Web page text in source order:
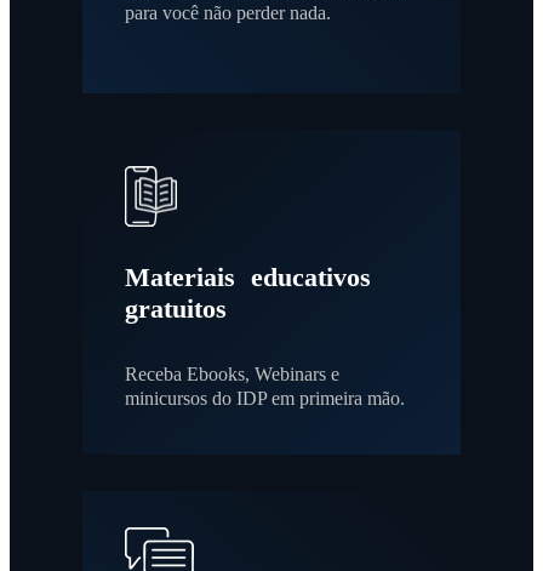
para você não perder nada.
Materiais educativos
gratuitos
Receba Ebooks, Webinars e
minicursos do IDP em primeira mão.